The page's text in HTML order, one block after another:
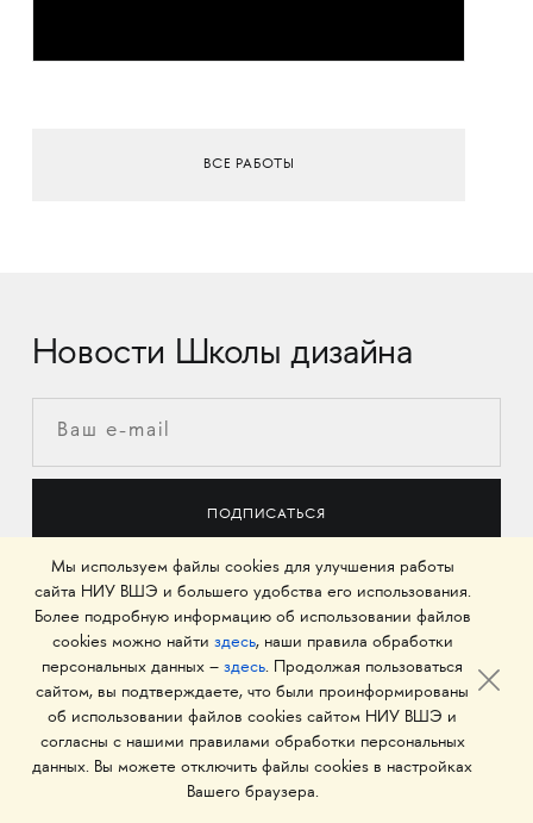
ВСЕ РАБОТЫ
Новости Школы дизайна
Новости
Мы используем файлы cookies для улучшения работы
сайта НИУ ВШЭ и большего удобства его использования.
Более подробную информацию об использовании файлов
cookies можно найти здесь, наши правила обработки
персональных данных – здесь. Продолжая пользоваться
сайтом, вы подтверждаете, что были проинформированы
об использовании файлов cookies сайтом НИУ ВШЭ и
согласны с нашими правилами обработки персональных
данных. Вы можете отключить файлы cookies в настройках
Вашего браузера.